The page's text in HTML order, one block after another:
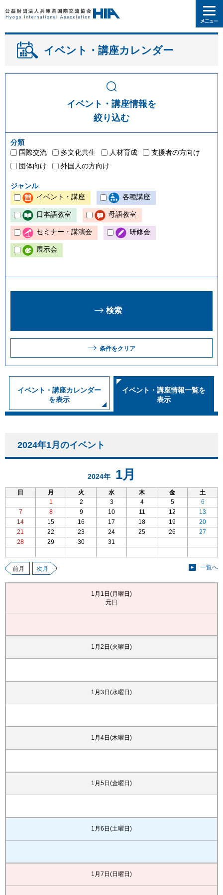
イベント・講座カレンダー
イベント・講座情報を
絞り込む
分類
国際交流
多文化共生 人材育成
支援者の方向け
団体向け
外国人の方向け
ジャンル
イベント・講座
各種講座
日本語教室 母語教室
セミナー・講演会 研修会
展示会
条件をクリア
イベント・講座カレンダー
を表示
イベント・講座情報一覧を
表示
2024年1月のイベント
2024年 1月
日 月 火 水 木 金
土
1
2 3 4 5
6
7
8 9 10 11 12
13
14
15 16 17 18 19
20
21
22 23 24 25 26
27
28
29 30 31
前月 一覧へ
次月
1月1日(月曜日)
元日
1月2日(火曜日)
1月3日(水曜日)
1月4日(木曜日)
1月5日(金曜日)
1月6日(土曜日)
1月7日(日曜日)